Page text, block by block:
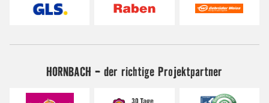
HORNBACH - der richtige Projektpartner